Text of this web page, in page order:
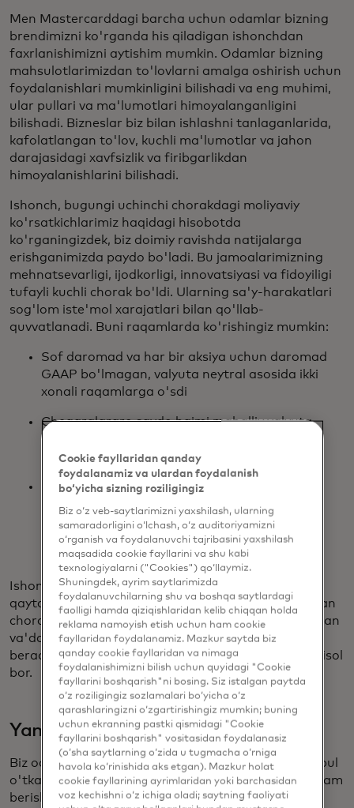
Men Mastercarddagi barcha uchun odamlar bizning
brendimizni ko'rganda his qiladigan ishonchdan
faxrlanishimizni aytishim mumkin. Odamlar bizning
mahsulotlarimizdan to'lovlarni amalga oshirish uchun
foydalanishlari mumkinligini bilishadi va eng muhimi,
ular pullari va ma'lumotlari himoyalanganligini
bilishadi. Bizneslar biz bilan ishlashni tanlaganlarida,
kafolatlangan to'lov, kuchli ma'lumotlar va jahon
darajasidagi xavfsizlik va firibgarlikdan
himoyalanishlarini bilishadi.
Ishonch, bugungi uchinchi chorakdagi moliyaviy
ko'rsatkichlarimiz haqidagi hisobotda
ko'rganingizdek, biz doimiy ravishda natijalarga
erishganimizda paydo bo'ladi. Bu jamoalarimizning
mehnatsevarligi, ijodkorligi, innovatsiyasi va fidoyiligi
tufayli kuchli chorak bo'ldi. Ularning sa'y-harakatlari
sog'lom iste'mol xarajatlari bilan qo'llab-
quvvatlanadi. Buni raqamlarda ko'rishingiz mumkin:
Sof daromad va har bir aksiya uchun daromad
GAAP bo'lmagan, valyuta neytral asosida ikki
xonali raqamlarga o'sdi
Chegaralararo savdo hajmi mahalliy valyuta
asosida o'tgan yilga nisbatan 17% ga oshdi
(faqat Mastercard brendi ostidagi dasturlar)
Qo'shimcha qiymatga ega xizmatlar va
yechimlardan olinadigan daromad valyuta
neytral asosida o'tgan yilga nisbatan 19% ga
o'sdi
Ishonchning aynan shu konsepsiyasi mijozlarimizga
qayta-qayta qiymat yetkazib berishda yotadi. O'tgan
chorakni eslab o'tsam, berilgan va'dalar va bajarilgan
va'dalar tushunchasini mustahkamlashga yordam
beradigan o'sish algoritmimiz bilan bog'liq ikkita misol
bor.
Yangi oqimlarning o'sishi
Biz odamlar va bizneslarning butun dunyo bo'ylab pul
o'tkazish usullarida samaradorlikni oshirishga yordam
berish imkoniyati borligini bilamiz. Shu sababli biz
Cookie fayllaridan qanday
foydalanamiz va ulardan foydalanish
bo‘yicha sizning roziligingiz
Biz o‘z veb-saytlarimizni yaxshilash, ularning
samaradorligini o‘lchash, o‘z auditoriyamizni
o‘rganish va foydalanuvchi tajribasini yaxshilash
maqsadida cookie fayllarini va shu kabi
texnologiyalarni ("Cookies") qo‘llaymiz.
Shuningdek, ayrim saytlarimizda
foydalanuvchilarning shu va boshqa saytlardagi
faolligi hamda qiziqishlaridan kelib chiqqan holda
reklama namoyish etish uchun ham cookie
fayllaridan foydalanamiz. Mazkur saytda biz
qanday cookie fayllaridan va nimaga
foydalanishimizni bilish uchun quyidagi "Cookie
fayllarini boshqarish"ni bosing. Siz istalgan paytda
o‘z roziligingiz sozlamalari bo‘yicha o‘z
qarashlaringizni o‘zgartirishingiz mumkin; buning
uchun ekranning pastki qismidagi "Cookie
fayllarini boshqarish" vositasidan foydalanasiz
(o‘sha saytlarning o‘zida u tugmacha o‘rniga
havola ko‘rinishida aks etgan). Mazkur holat
cookie fayllarining ayrimlaridan yoki barchasidan
voz kechishni o‘z ichiga oladi; saytning faoliyati